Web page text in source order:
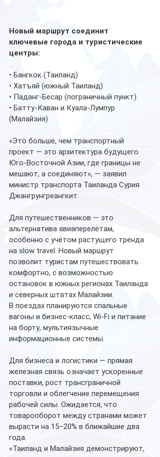
Новый маршрут соединит
ключевые города и туристические
центры:
• Бангкок (Таиланд)
• Хатъяй (южный Таиланд)
• Паданг-Бесар (пограничный пункт)
• Батту-Каван и Куала-Лумпур
(Малайзия)
«Это больше, чем транспортный
проект — это архитектура будущего
Юго-Восточной Азии, где границы не
мешают, а соединяют», — заявил
министр транспорта Таиланда Сурия
Джангрунгреангкит.
Для путешественников — это
альтернатива авиаперелётам,
особенно с учётом растущего тренда
на slow travel. Новый маршрут
позволит туристам путешествовать
комфортно, с возможностью
остановок в южных регионах Таиланда
и северных штатах Малайзии.
В поездах планируются спальные
вагоны и бизнес-класс, Wi-Fi и питание
на борту, мультиязычные
информационные системы.
Для бизнеса и логистики — прямая
железная связь означает ускоренные
поставки, рост трансграничной
торговли и облегчение перемещения
рабочей силы. Ожидается, что
товарооборот между странами может
вырасти на 15–20% в ближайшие два
года.
«Таиланд и Малайзия демонстрируют,